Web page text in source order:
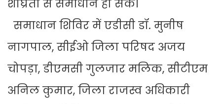
शीघ्रता से समाधान हो सके।
समाधान शिविर में एडीसी डॉ. मुनीष
नागपाल, सीईओ जिला परिषद अजय
चोपड़ा, डीएमसी गुलजार मलिक, सीटीएम
अनिल कुमार, जिला राजस्व अधिकारी